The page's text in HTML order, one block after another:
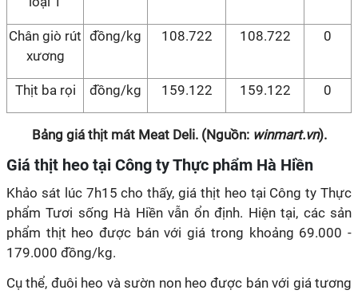
Chân giò rút
xương
đồng/kg 108.722 108.722 0
Thịt ba rọi đồng/kg 159.122 159.122 0
Bảng giá thịt mát Meat Deli. (Nguồn:winmart.vn).
Giá thịt heo tại Công ty Thực phẩm Hà Hiền
Khảo sát lúc 7h15 cho thấy, giá thịt heo tại Công ty Thực
phẩm Tươi sống Hà Hiền vẫn ổn định. Hiện tại, các sản
phẩm thịt heo được bán với giá trong khoảng 69.000 -
179.000 đồng/kg.
Cụ thể, đuôi heo và sườn non heo được bán với giá tương